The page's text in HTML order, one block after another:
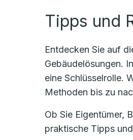
Tipps und
Entdecken Sie auf
Gebäudelösungen.
eine Schlüsselrolle.
Methoden bis zu
Ob Sie Eigentümer,
praktische Tipps